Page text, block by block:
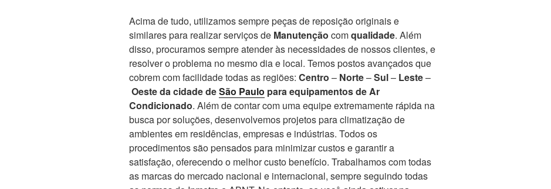
Acima de tudo, utilizamos sempre peças de reposição originais e
similares para realizar serviços de Manutenção comqualidade. Além
disso, procuramos sempre atender às necessidades de nossos clientes, e
resolver o problema no mesmo dia e local. Temos postos avançados que
cobrem com facilidade todas as regiões: Centro – Norte–Sul– Leste–
Oeste da cidade deSão Paulo para equipamentos de Ar
Condicionado. Além de contar com uma equipe extremamente rápida na
busca por soluções, desenvolvemos projetos para climatização de
ambientes em residências, empresas e indústrias. Todos os
procedimentos são pensados para minimizar custos e garantir a
satisfação, oferecendo o melhor custo benefício. Trabalhamos com todas
as marcas do mercado nacional e internacional, sempre seguindo todas